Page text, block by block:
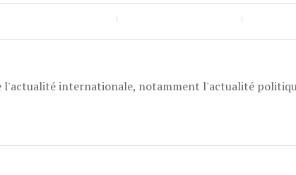
l'actualité internationale, notamment l'actualité